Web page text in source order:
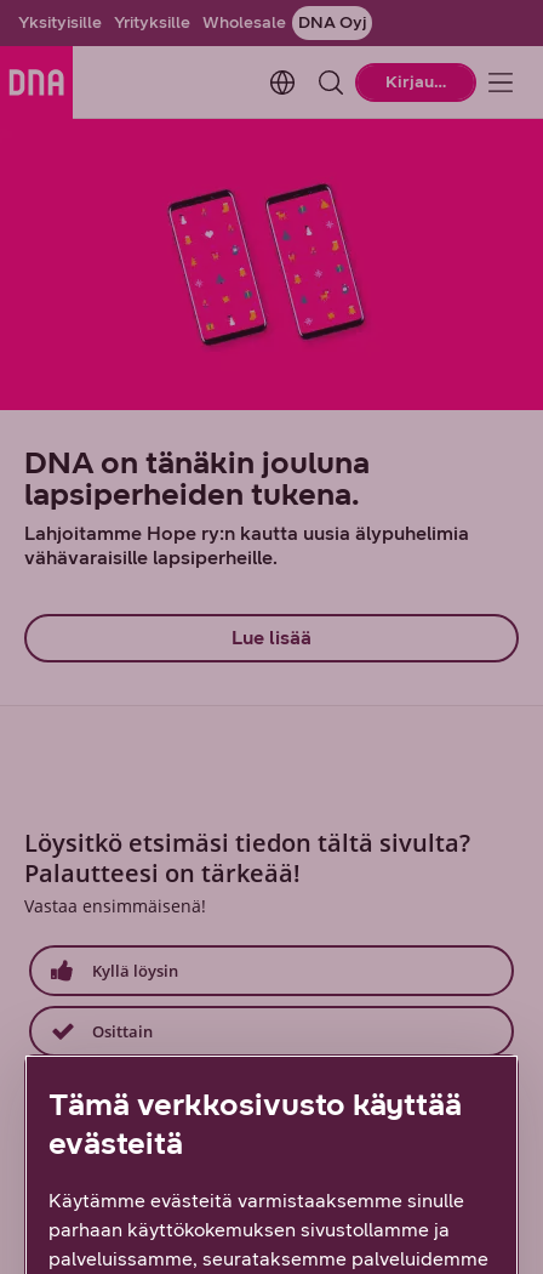
Yksityisille Yrityksille Wholesale DNA Oyj
Change language. Current
Kirjaudu
DNA on tänäkin jouluna
lapsiperheiden tukena.
Lahjoitamme Hope ry:n kautta uusia älypuhelimia
vähävaraisille lapsiperheille.
Lue lisää
Löysitkö etsimäsi tiedon tältä sivulta?
Palautteesi on tärkeää!
Vastaa ensimmäisenä!
Kyllä löysin
Osittain
En lainkaan
Vähän epäselvää
Tämä verkkosivusto käyttää
evästeitä
Käytämme evästeitä varmistaaksemme sinulle
parhaan käyttökokemuksen sivustollamme ja
palveluissamme, seurataksemme palveluidemme